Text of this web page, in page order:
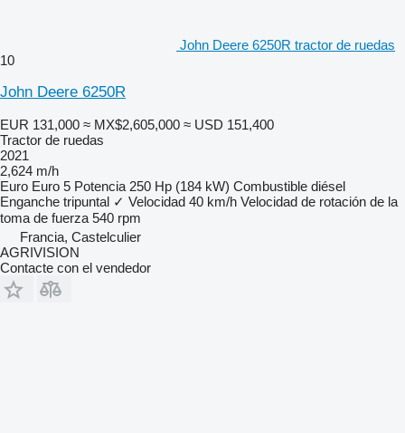
John Deere 6250R tractor de ruedas
10
John Deere 6250R
EUR 131,000 ≈ MX$2,605,000 ≈ USD 151,400
Tractor de ruedas
2021
2,624 m/h
Euro Euro 5 Potencia 250 Hp (184 kW) Combustible diésel
Enganche tripuntal ✓ Velocidad 40 km/h Velocidad de rotación de la
toma de fuerza 540 rpm
Francia, Castelculier
AGRIVISION
Contacte con el vendedor